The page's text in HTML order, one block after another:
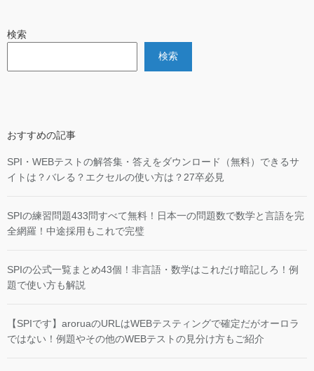
検索
検索
おすすめの記事
SPI・WEBテストの解答集・答えをダウンロード（無料）できるサ
イトは？バレる？エクセルの使い方は？27卒必見
SPIの練習問題433問すべて無料！日本一の問題数で数学と言語を完
全網羅！中途採用もこれで完璧
SPIの公式一覧まとめ43個！非言語・数学はこれだけ暗記しろ！例
題で使い方も解説
【SPIです】aroruaのURLはWEBテスティングで確定だがオーロラ
ではない！例題やその他のWEBテストの見分け方もご紹介